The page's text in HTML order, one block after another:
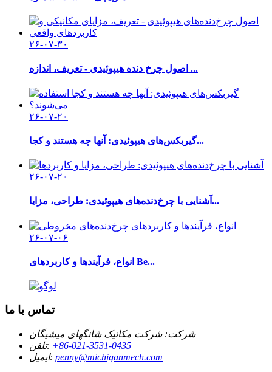
۲۶-۰۷-۳۰
اصول چرخ دنده هیپوئیدی - تعریف، اندازه ...
۲۶-۰۷-۲۰
گیربکس‌های هیپوئیدی: آنها چه هستند و کجا...
۲۶-۰۷-۲۰
آشنایی با چرخ‌دنده‌های هیپوئیدی: طراحی، مزایا...
۲۶-۰۷-۰۶
انواع، فرآیندها و کاربردهای Be...
تماس با ما
شرکت: شرکت مکانیک شانگهای میشیگان
تلفن: ‎+86-021-3531-0435‎
ایمیل: penny@michiganmech.com